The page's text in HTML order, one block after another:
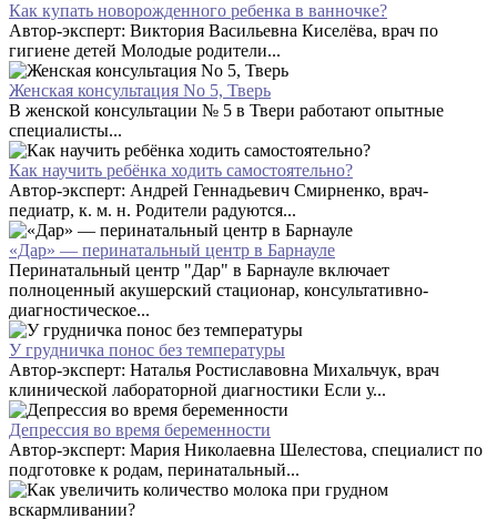
Как купать новорожденного ребенка в ванночке?
Автор-эксперт: Виктория Васильевна Киселёва, врач по
гигиене детей Молодые родители...
Женская консультация No 5, Тверь
В женской консультации № 5 в Твери работают опытные
специалисты...
Как научить ребёнка ходить самостоятельно?
Автор-эксперт: Андрей Геннадьевич Смирненко, врач-
педиатр, к. м. н. Родители радуются...
«Дар» — перинатальный центр в Барнауле
Перинатальный центр "Дар" в Барнауле включает
полноценный акушерский стационар, консультативно-
диагностическое...
У грудничка понос без температуры
Автор-эксперт: Наталья Ростиславовна Михальчук, врач
клинической лабораторной диагностики Если у...
Депрессия во время беременности
Автор-эксперт: Мария Николаевна Шелестова, специалист по
подготовке к родам, перинатальный...